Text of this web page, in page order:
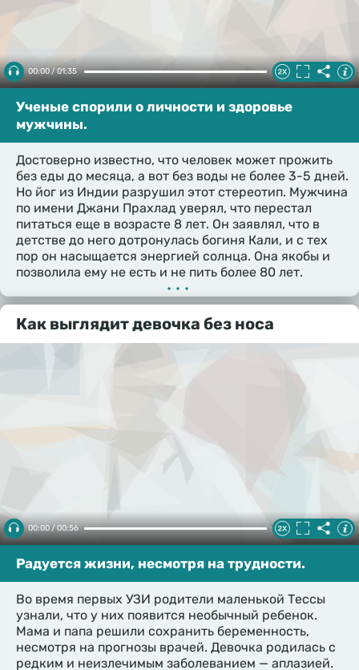
00:00 / 01:35
Ученые спорили о личности и здоровье
мужчины.
Достоверно известно, что человек может прожить
без еды до месяца, а вот без воды не более 3-5 дней.
Но йог из Индии разрушил этот стереотип. Мужчина
по имени Джани Прахлад уверял, что перестал
питаться еще в возрасте 8 лет. Он заявлял, что в
детстве до него дотронулась богиня Кали, и с тех
пор он насыщается энергией солнца. Она якобы и
позволила ему не есть и не пить более 80 лет.
•••
Как выглядит девочка без носа
00:00 / 00:56
Радуется жизни, несмотря на трудности.
Во время первых УЗИ родители маленькой Тессы
узнали, что у них появится необычный ребенок.
Мама и папа решили сохранить беременность,
несмотря на прогнозы врачей. Девочка родилась с
редким и неизлечимым заболеванием — аплазией.